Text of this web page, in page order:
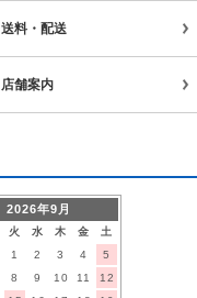
送料・配送
店舗案内
2026年9月
火 水 木 金
土
1
2 3 4
5
8 9 10 11
12